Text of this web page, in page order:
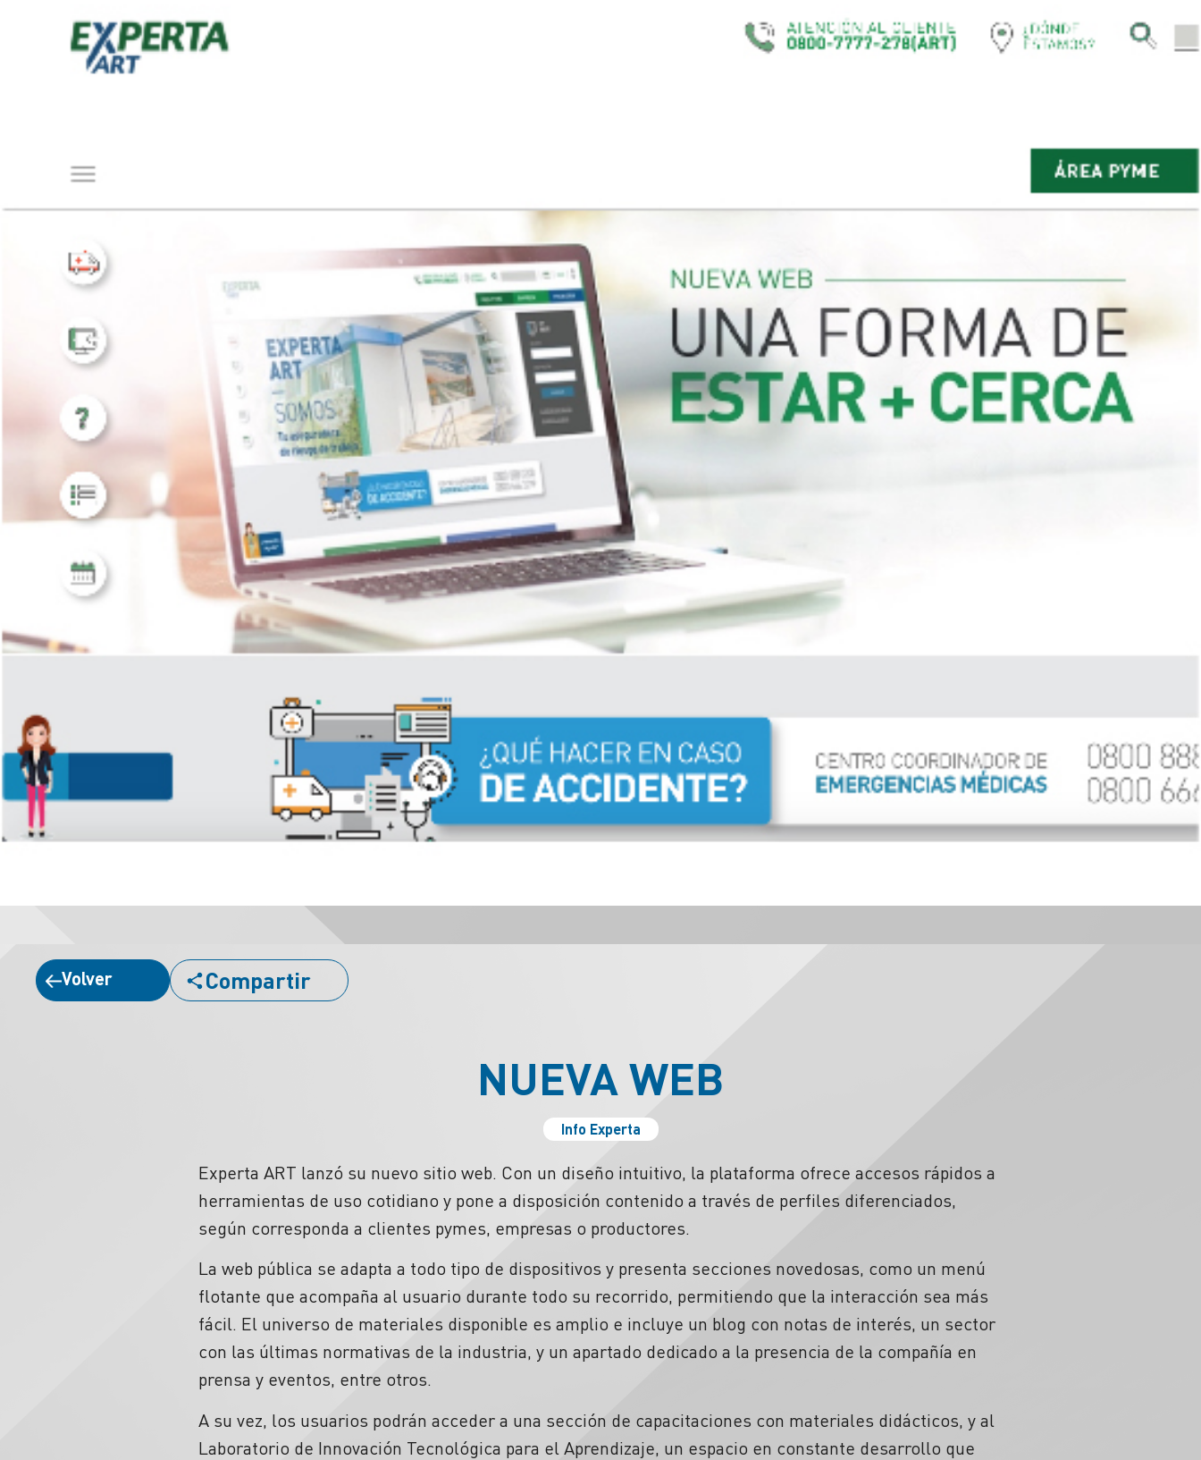
Volver Compartir
NUEVA WEB
Info Experta
Experta ART lanzó su nuevo sitio web. Con un diseño intuitivo, la plataforma ofrece accesos rápidos a
herramientas de uso cotidiano y pone a disposición contenido a través de perfiles diferenciados,
según corresponda a clientes pymes, empresas o productores.
La web pública se adapta a todo tipo de dispositivos y presenta secciones novedosas, como un menú
flotante que acompaña al usuario durante todo su recorrido, permitiendo que la interacción sea más
fácil. El universo de materiales disponible es amplio e incluye un blog con notas de interés, un sector
con las últimas normativas de la industria, y un apartado dedicado a la presencia de la compañía en
prensa y eventos, entre otros.
A su vez, los usuarios podrán acceder a una sección de capacitaciones con materiales didácticos, y al
Laboratorio de Innovación Tecnológica para el Aprendizaje, un espacio en constante desarrollo que